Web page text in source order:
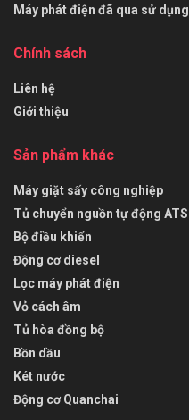
Máy phát điện đã qua sử dụng
Chính sách
Liên hệ
Giới thiệu
Sản phẩm khác
Máy giặt sấy công nghiệp
Tủ chuyển nguồn tự động ATS
Bộ điều khiển
Động cơ diesel
Lọc máy phát điện
Vỏ cách âm
Tủ hòa đồng bộ
Bồn dầu
Két nước
Động cơ Quanchai